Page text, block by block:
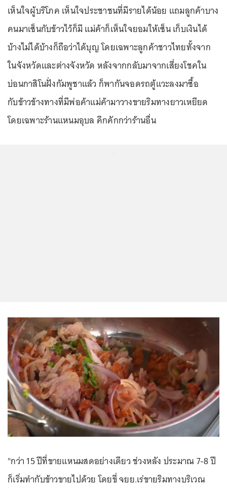
เห็นใจผู้บริโภค เห็นใจประชาชนที่มีรายได้น้อย แถมลูกค้าบาง
คนมาเซ็นกับข้าวไว้ก็มี แม่ค้าก็เห็นใจยอมให้เซ็น เก็บเงินได้
บ้างไม่ได้บ้างก็ถือว่าได้บุญ โดยเฉพาะลูกค้าชาวไทยทั้งจาก
ในจังหวัดและต่างจังหวัด หลังจากกลับมาจากเสี่ยงโชคใน
บ่อนกาสิโนฝั่งกัมพูชาแล้ว ก็พากันจอดรถตู้แวะลงมาซื้อ
กับข้าวข้างทางที่มีพ่อค้าแม่ค้ามาวางขายริมทางยาวเหยียด
โดยเฉพาะร้านแหนมอุบล คึกคักกว่าร้านอื่น
"กว่า 15 ปีที่ขายแหนมสดอย่างเดียว ช่วงหลัง ประมาณ 7-8 ปี
ก็เริ่มทำกับข้าวขายไปด้วย โดยขี่ จยย.เร่ขายริมทางบริเวณ